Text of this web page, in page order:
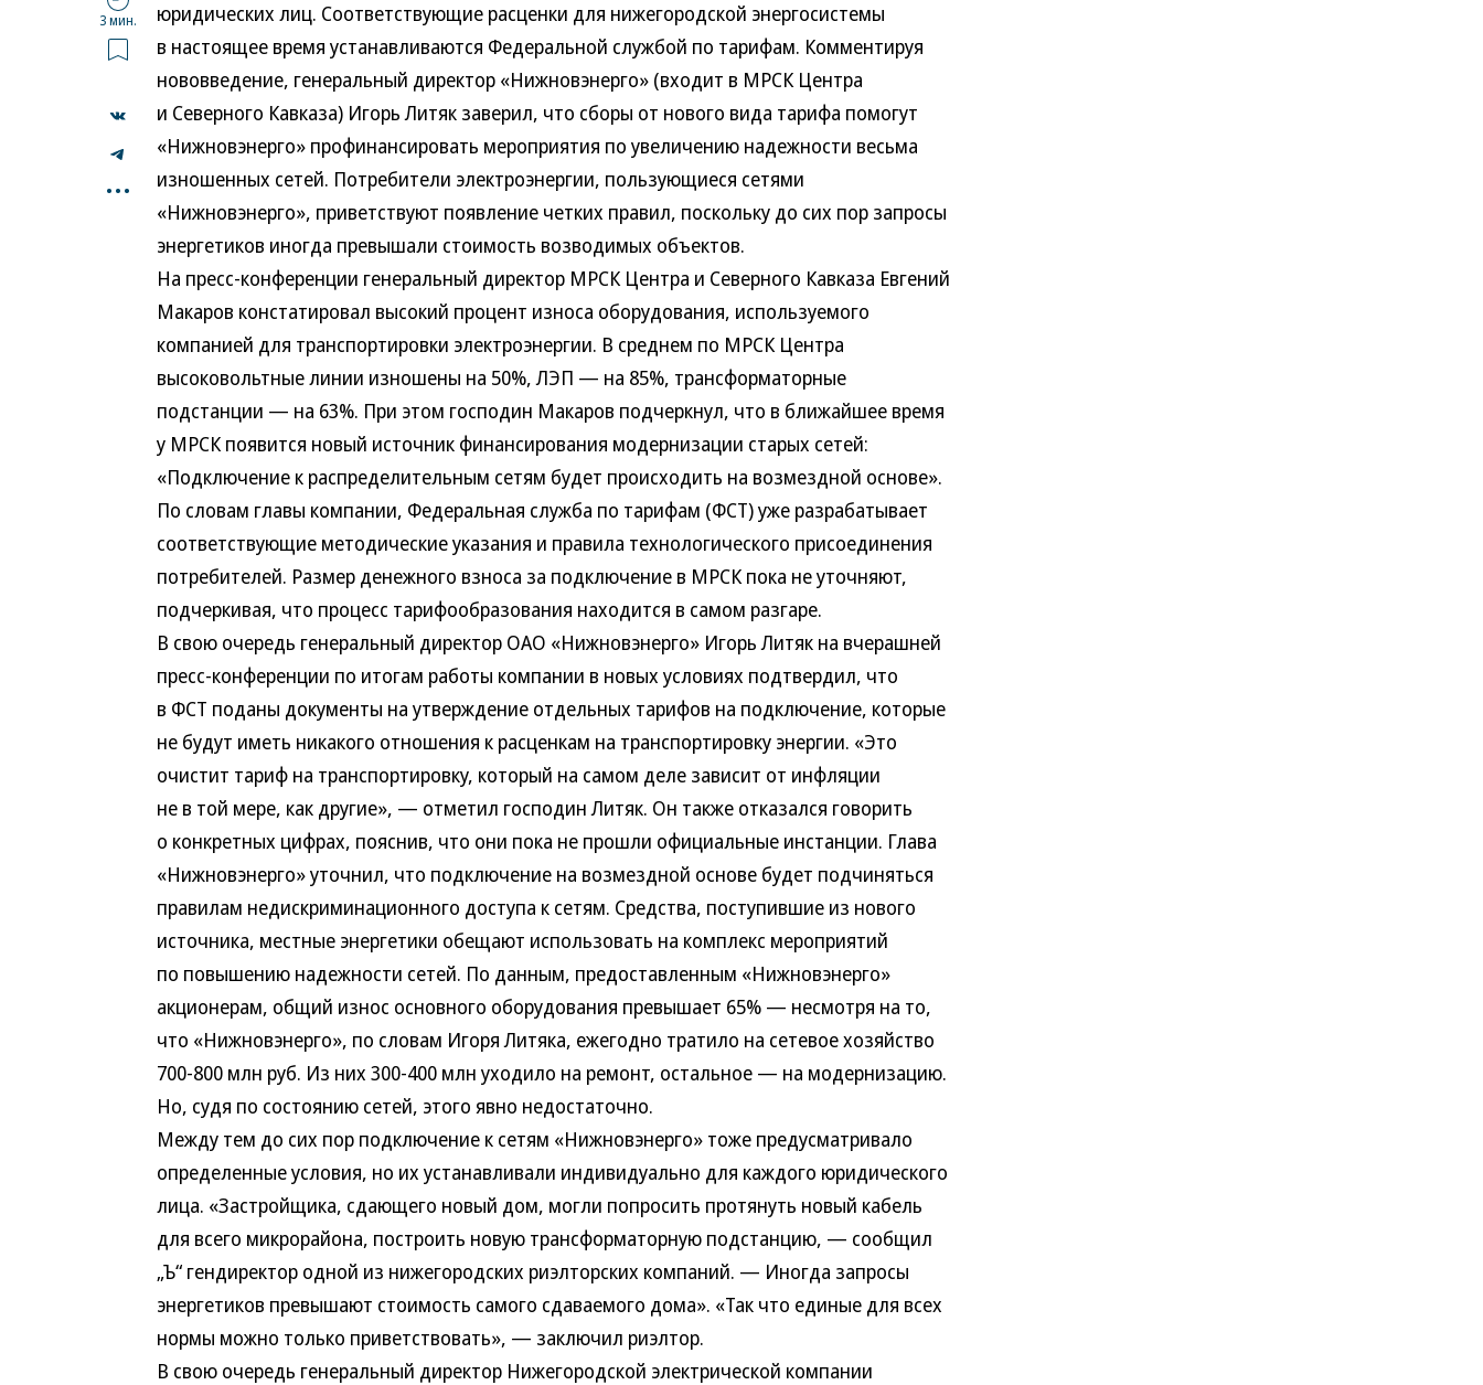
3 мин.
...
юридических лиц. Соответствующие расценки для нижегородской энергосистемы
в настоящее время устанавливаются Федеральной службой по тарифам. Комментируя
нововведение, генеральный директор «Нижновэнерго» (входит в МРСК Центра
и Северного Кавказа) Игорь Литяк заверил, что сборы от нового вида тарифа помогут
«Нижновэнерго» профинансировать мероприятия по увеличению надежности весьма
изношенных сетей. Потребители электроэнергии, пользующиеся сетями
«Нижновэнерго», приветствуют появление четких правил, поскольку до сих пор запросы
энергетиков иногда превышали стоимость возводимых объектов.
На пресс-конференции генеральный директор МРСК Центра и Северного Кавказа Евгений
Макаров констатировал высокий процент износа оборудования, используемого
компанией для транспортировки электроэнергии. В среднем по МРСК Центра
высоковольтные линии изношены на 50%, ЛЭП — на 85%, трансформаторные
подстанции — на 63%. При этом господин Макаров подчеркнул, что в ближайшее время
у МРСК появится новый источник финансирования модернизации старых сетей:
«Подключение к распределительным сетям будет происходить на возмездной основе».
По словам главы компании, Федеральная служба по тарифам (ФСТ) уже разрабатывает
соответствующие методические указания и правила технологического присоединения
потребителей. Размер денежного взноса за подключение в МРСК пока не уточняют,
подчеркивая, что процесс тарифообразования находится в самом разгаре.
В свою очередь генеральный директор ОАО «Нижновэнерго» Игорь Литяк на вчерашней
пресс-конференции по итогам работы компании в новых условиях подтвердил, что
в ФСТ поданы документы на утверждение отдельных тарифов на подключение, которые
не будут иметь никакого отношения к расценкам на транспортировку энергии. «Это
очистит тариф на транспортировку, который на самом деле зависит от инфляции
не в той мере, как другие», — отметил господин Литяк. Он также отказался говорить
о конкретных цифрах, пояснив, что они пока не прошли официальные инстанции. Глава
«Нижновэнерго» уточнил, что подключение на возмездной основе будет подчиняться
правилам недискриминационного доступа к сетям. Средства, поступившие из нового
источника, местные энергетики обещают использовать на комплекс мероприятий
по повышению надежности сетей. По данным, предоставленным «Нижновэнерго»
акционерам, общий износ основного оборудования превышает 65% — несмотря на то,
что «Нижновэнерго», по словам Игоря Литяка, ежегодно тратило на сетевое хозяйство
700-800 млн руб. Из них 300-400 млн уходило на ремонт, остальное — на модернизацию.
Но, судя по состоянию сетей, этого явно недостаточно.
Между тем до сих пор подключение к сетям «Нижновэнерго» тоже предусматривало
определенные условия, но их устанавливали индивидуально для каждого юридического
лица. «Застройщика, сдающего новый дом, могли попросить протянуть новый кабель
для всего микрорайона, построить новую трансформаторную подстанцию, — сообщил
„Ъ“ гендиректор одной из нижегородских риэлторских компаний. — Иногда запросы
энергетиков превышают стоимость самого сдаваемого дома». «Так что единые для всех
нормы можно только приветствовать», — заключил риэлтор.
В свою очередь генеральный директор Нижегородской электрической компании